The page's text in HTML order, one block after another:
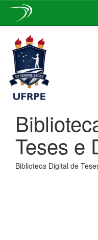
navigation
Teses e
Biblioteca Digital de